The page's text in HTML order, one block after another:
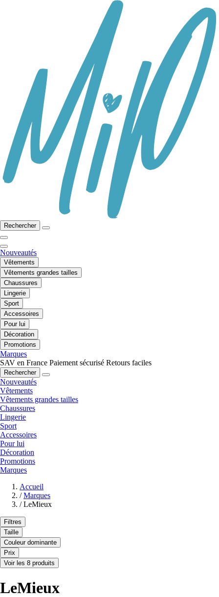
Rechercher
Nouveautés
Vêtements
Vêtements grandes tailles
Chaussures
Lingerie
Sport
Accessoires
Pour lui
Décoration
Promotions
Marques
SAV en France Paiement sécurisé Retours faciles
Rechercher
Nouveautés
Vêtements
Vêtements grandes tailles
Chaussures
Lingerie
Sport
Accessoires
Pour lui
Décoration
Promotions
Marques
Accueil
/ Marques
/ LeMieux
Filtres
Taille
Couleur dominante
Prix
Voir les 8 produits
LeMieux